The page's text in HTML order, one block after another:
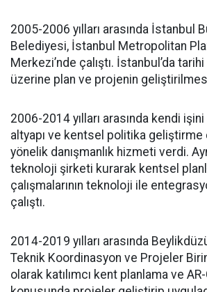
2005-2006 yılları arasında İstanbul
Belediyesi, İstanbul Metropolitan
Merkezi’nde çalıştı. İstanbul’da
üzerine plan ve projenin
2006-2014 yılları arasında kendi
altyapı ve kentsel politika geliştirme
yönelik danışmanlık hizmeti verdi.
teknoloji şirketi kurarak kentsel
çalışmalarının teknoloji ile
çalıştı.
2014-2019 yılları arasında
Teknik Koordinasyon ve Projeler
olarak katılımcı kent planlama ve AR-